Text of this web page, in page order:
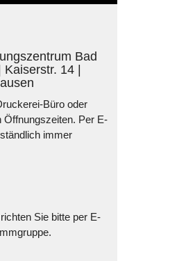
Bad
14 |
Büro oder
Per E-
immer
Sie bitte per E-